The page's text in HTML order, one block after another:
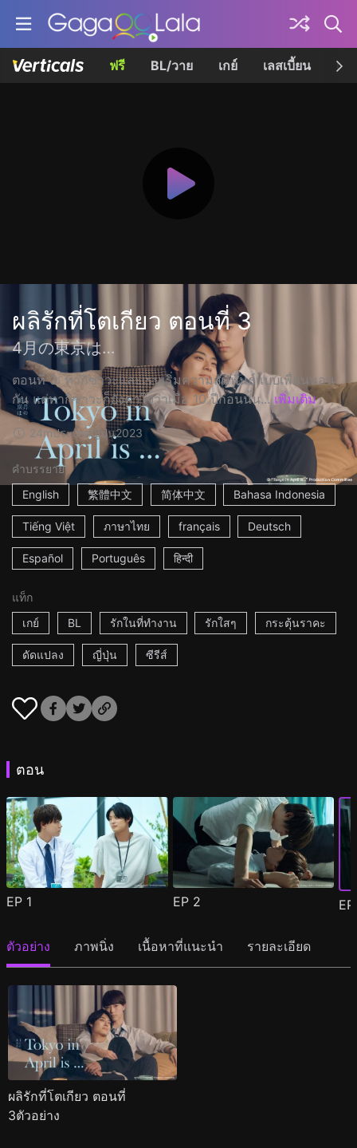
ฟรี BL/วาย เกย์ เลสเบี้ยน เค
ผลิรักที่โตเกียว ตอนที่ 3
4月の東京は…
ตอนที่ 3: ทากิซาวะและเรนเริ่มความสัมพันธ์แบบเพื่อนนอน
กัน แต่ทากิซาวะก็ยังคาใจว่าเมื่อ 10 ปีก่อนนั้น... เพิ่มเติม
24mประเทศญี่ปุ่น2023
คำบรรยาย
English
繁體中文 简体中文 Bahasa Indonesia
Tiếng Việt ภาษาไทย français Deutsch
Español Português हिन्दी
แท็ก
เกย์
BL รักในที่ทำงาน รักใสๆ กระตุ้นราคะ
ดัดแปลง ญี่ปุ่น ซีรีส์
ตอน
EP 1 EP 2
ตัวอย่าง ภาพนิ่ง เนื้อหาที่แนะนำ รายละเอียด
ผลิรักที่โตเกียว ตอนที่
3ตัวอย่าง